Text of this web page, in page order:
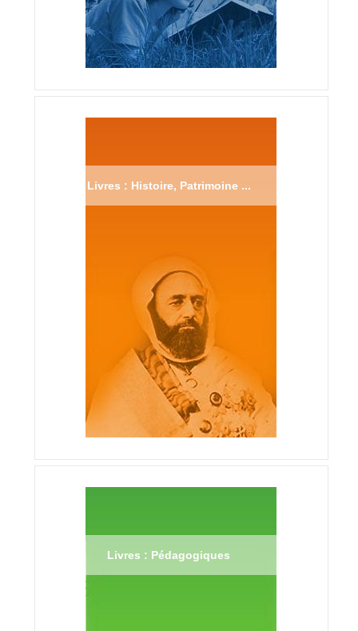
Livres : Histoire, Patrimoine ...
Livres : Pédagogiques